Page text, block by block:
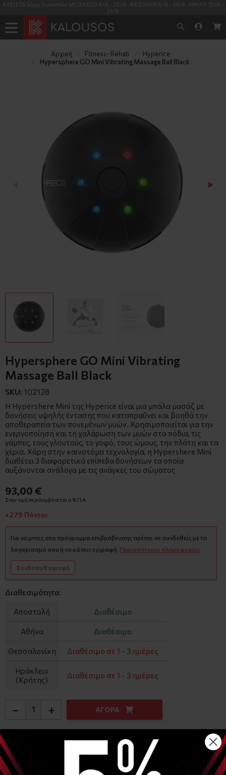
ΚΛΕΙΣΤΑ λόγω διακοπών ΜΟΣΧΑΤΟ 8/8 - 25/8 , ΘΕΣ/ΝΙΚΗ 5/8 - 25/8, ΚΡΗΤΗ 15/8 -
31/8
Αρχική Fitness- Rehab
Hyperice
Hypersphere GO Mini Vibrating Massage Ball Black
Hypersphere GO Mini Vibrating
Massage Ball Black
SKU: 102128
H Hypershere Mini της Hyperice είναι μια μπάλα μασάζ με
δονήσεις υψηλής έντασης που καταπραΰνει και βοηθά την
αποθεραπεία των πονεμένων μυών. Χρησιμοποιείται για την
ενεργοποίηση και τη χαλάρωση των μυών στα πόδια, τις
γάμπες, τους γλουτούς, το γοφό, τους ώμους, την πλάτη και τα
χέρια. Χάρη στην καινοτόμα τεχνολογία, η Hypershere Mini
διαθέτει 3 διαφορετικά επίπεδα δονήσεων τα οποία
αυξάνονται ανάλογα με τις ανάγκες του σώματος
93,00 €
Στην τιμή περιλαμβάνεται ο Φ.Π.Α.
+279 Πόντοι
Για να μπείς στο πρόγραμμα επιβράβευσης πρέπει να συνδεθείς με το
λογαριασμό σου ή να κάνεις εγγραφή. Περισσότερες πληροφορίες
Σύνδεση/Εγγραφή
Διαθεσιμότητα:
Αποστολή Διαθέσιμο
Αθήνα Διαθέσιμο
Θεσσαλονίκη Διαθέσιμο σε 1 - 3 ημέρες
Ηράκλειο
(Κρήτης)
Διαθέσιμο σε 1 - 3 ημέρες
− + ΑΓΟΡΑ
Αναλυτική Περιγραφή